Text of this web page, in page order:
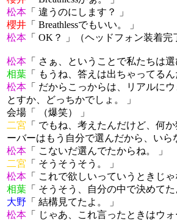
松本 「 違うのにします？ 」
櫻井 「 Breathlessでもいい。 」
松本 「 OK？ 」（ヘッドフォン装着完
松本 「 さぁ、ということで私たちは
相葉 「 もうね、答えは出ちゃってるん
松本 「 だからこっからは、リアルに
とすか、どっちかでしょ。 」
会場「 （爆笑） 」
二宮 「 でもね、考えたんだけど、何
ーバーはもう自分で選んだから、い
松本 「 こないだ選んでたからね。 」
二宮 「 そうそうそう。 」
松本 「 これで欲しいっていうときじ
相葉 「 そうそう、自分の中で決めて
大野 「 結構見てたよ。 」
松本 「 じゃあ、これ言ったときはウ